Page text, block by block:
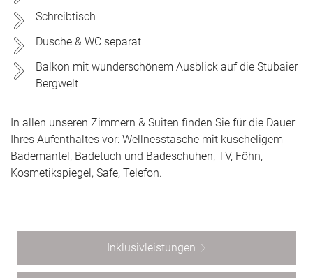
Schreibtisch
Dusche & WC separat
Balkon mit wunderschönem Ausblick auf die Stubaier
Bergwelt
In allen unseren Zimmern & Suiten finden Sie für die Dauer
Ihres Aufenthaltes vor: Wellnesstasche mit kuscheligem
Bademantel, Badetuch und Badeschuhen, TV, Föhn,
Kosmetikspiegel, Safe, Telefon.
Inklusivleistungen